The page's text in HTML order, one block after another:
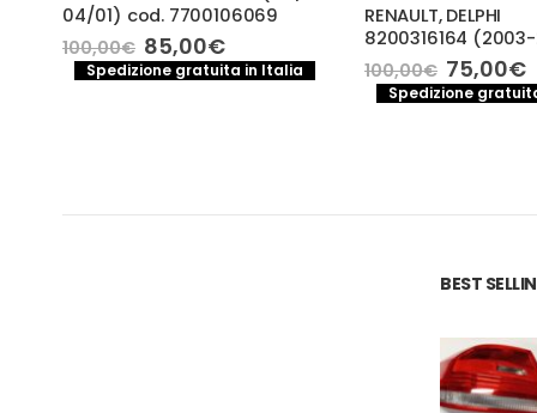
04/01) cod. 7700106069
100,00€ Il
prezzo
originale
85,00€Il
prezzo
attuale
Spedizione gratuita in Italia
RENAULT, DELPHI
8200316164
100,00€ Il
prezzo
75,00€Il
Spedizione
BEST